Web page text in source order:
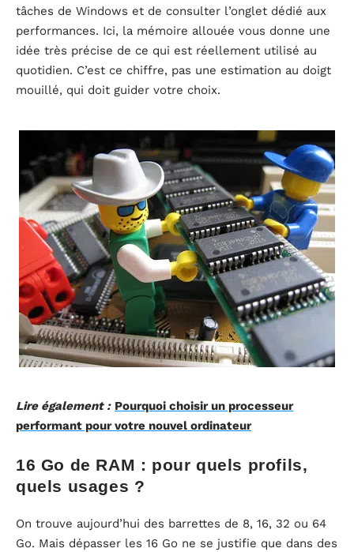
tâches de Windows et de consulter l’onglet dédié aux
performances. Ici, la mémoire allouée vous donne une
idée très précise de ce qui est réellement utilisé au
quotidien. C’est ce chiffre, pas une estimation au doigt
mouillé, qui doit guider votre choix.
Lire également : Pourquoi choisir un processeur
performant pour votre nouvel ordinateur
16 Go de RAM : pour quels profils,
quels usages ?
On trouve aujourd’hui des barrettes de 8, 16, 32 ou 64
Go. Mais dépasser les 16 Go ne se justifie que dans des